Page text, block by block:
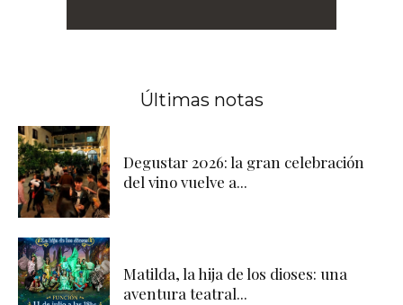
Últimas notas
Degustar 2026: la gran celebración
del vino vuelve a...
Matilda, la hija de los dioses: una
aventura teatral...